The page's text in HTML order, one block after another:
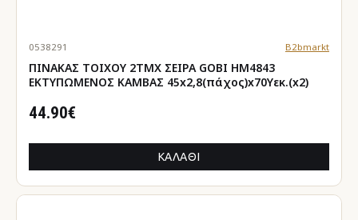
0538291 B2bmarkt
ΠΙΝΑΚΑΣ TOIXOY 2ΤΜΧ ΣΕΙΡΑ GOBI HM4843
ΕΚΤΥΠΩΜΕΝΟΣ ΚΑΜΒΑΣ 45x2,8(πάχος)x70Yεκ.(x2)
44.90€
ΚΑΛΆΘΙ